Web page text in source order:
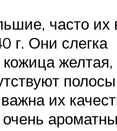
часто их
г. Они слегка
желтая,
полосы
их